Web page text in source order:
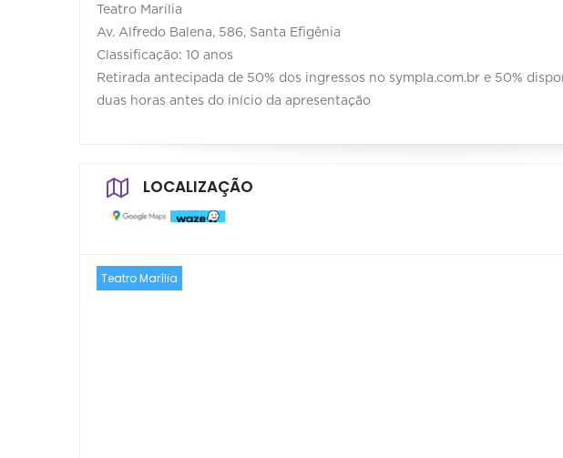
Teatro Marília
Av. Alfredo Balena, 586, Santa Efigênia
Classificação: 10 anos
Retirada antecipada de 50% dos ingressos no sympla.com.br e 50%
duas horas antes do início da apresentação
LOCALIZAÇÃO
Teatro Marília